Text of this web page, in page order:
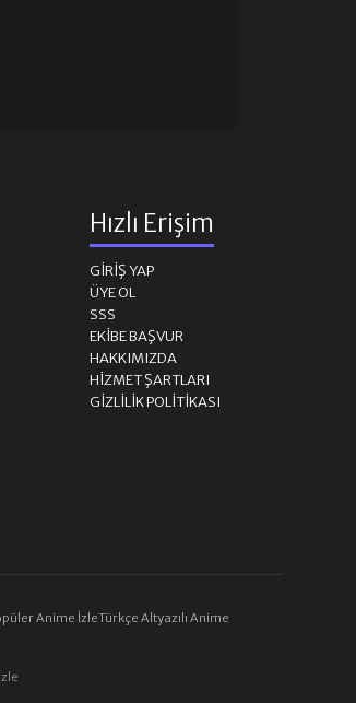
Hızlı Erişim
GIRIŞ YAP
ÜYE OL
SSS
EKIBE BAŞVUR
HAKKIMIZDA
HIZMET ŞARTLARI
GIZLILIK POLITIKASI
Anime İzleTürkçe Altyazılı Anime